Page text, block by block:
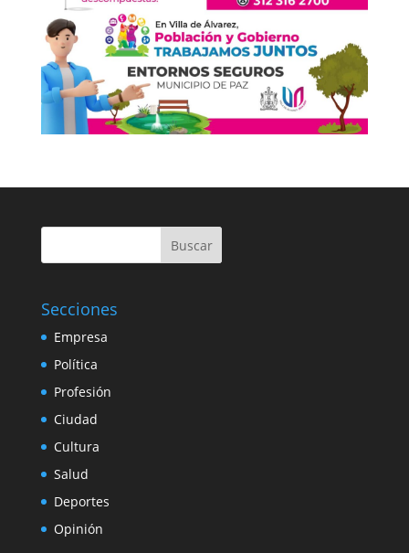
Buscar
Secciones
Empresa
Política
Profesión
Ciudad
Cultura
Salud
Deportes
Opinión